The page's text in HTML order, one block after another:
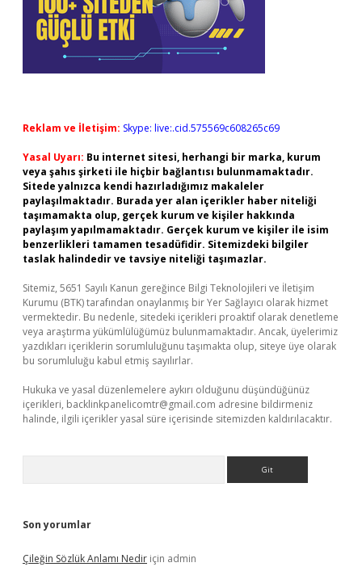
Reklam ve İletişim: Skype: live:.cid.575569c608265c69
Yasal Uyarı: Bu internet sitesi, herhangi bir marka, kurum
veya şahıs şirketi ile hiçbir bağlantısı bulunmamaktadır.
Sitede yalnızca kendi hazırladığımız makaleler
paylaşılmaktadır. Burada yer alan içerikler haber niteliği
taşımamakta olup, gerçek kurum ve kişiler hakkında
paylaşım yapılmamaktadır. Gerçek kurum ve kişiler ile isim
benzerlikleri tamamen tesadüfidir. Sitemizdeki bilgiler
taslak halindedir ve tavsiye niteliği taşımazlar.
Sitemiz, 5651 Sayılı Kanun gereğince Bilgi Teknolojileri ve İletişim
Kurumu (BTK) tarafından onaylanmış bir Yer Sağlayıcı olarak hizmet
vermektedir. Bu nedenle, sitedeki içerikleri proaktif olarak denetleme
veya araştırma yükümlülüğümüz bulunmamaktadır. Ancak, üyelerimiz
yazdıkları içeriklerin sorumluluğunu taşımakta olup, siteye üye olarak
bu sorumluluğu kabul etmiş sayılırlar.
Hukuka ve yasal düzenlemelere aykırı olduğunu düşündüğünüz
içerikleri, backlinkpanelicomtr@gmail.com adresine bildirmeniz
halinde, ilgili içerikler yasal süre içerisinde sitemizden kaldırılacaktır.
Son yorumlar
Çileğin Sözlük Anlamı Nedir için admin